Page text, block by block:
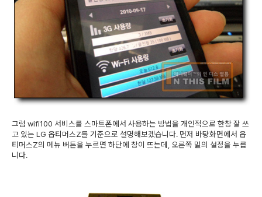
그럼 wifi100 서비스를 스마트폰에서 사용하는 방법을 개인적으로 한창 잘 쓰
고 있는 LG 옵티머스Z를 기준으로 설명해보겠습니다. 먼저 바탕화면에서 옵
티머스Z의 메뉴 버튼을 누르면 하단에 창이 뜨는데, 오른쪽 밑의 설정을 누릅
니다.